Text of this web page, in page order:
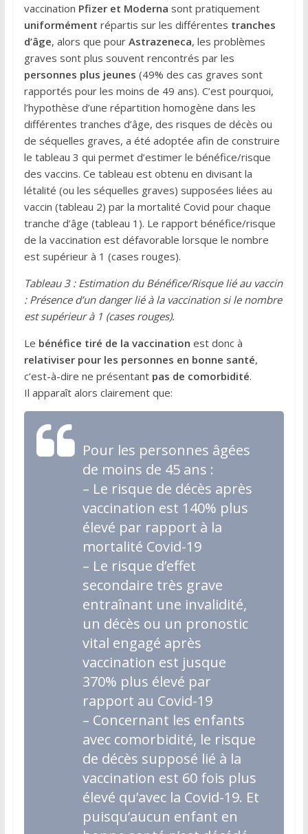
vaccination Pfizer et Moderna sont pratiquement
uniformément répartis sur les différentes tranches
d’âge, alors que pour Astrazeneca, les problèmes
graves sont plus souvent rencontrés par les
personnes plus jeunes (49% des cas graves sont
rapportés pour les moins de 49 ans). C’est pourquoi,
l’hypothèse d’une répartition homogène dans les
différentes tranches d’âge, des risques de décès ou
de séquelles graves, a été adoptée afin de construire
le tableau 3 qui permet d’estimer le bénéfice/risque
des vaccins. Ce tableau est obtenu en divisant la
létalité (ou les séquelles graves) supposées liées au
vaccin (tableau 2) par la mortalité Covid pour chaque
tranche d’âge (tableau 1). Le rapport bénéfice/risque
de la vaccination est défavorable lorsque le nombre
est supérieur à 1 (cases rouges).
Tableau 3 : Estimation du Bénéfice/Risque lié au vaccin
: Présence d’un danger lié à la vaccination si le nombre
est supérieur à 1 (cases rouges).
Le bénéfice tiré de la vaccination est donc à
relativiser pour les personnes en bonne santé,
c’est-à-dire ne présentant pas de comorbidité.
Il apparaît alors clairement que:
Pour les personnes âgées
de moins de 45 ans :
– Le risque de décès après
vaccination est 140% plus
élevé par rapport à la
mortalité Covid-19
– Le risque d’effet
secondaire très grave
entraînant une invalidité,
un décès ou un pronostic
vital engagé après
vaccination est jusque
370% plus élevé par
rapport au Covid-19
– Concernant les enfants
avec comorbidité, le risque
de décès supposé lié à la
vaccination est 60 fois plus
élevé qu’avec la Covid-19. Et
puisqu’aucun enfant en